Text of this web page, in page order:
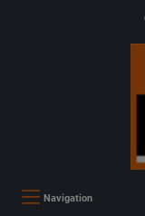
Navigation